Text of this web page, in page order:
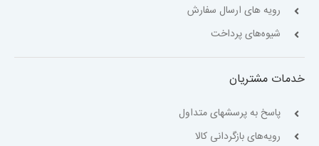
رویه های ارسال سفارش
شیوه‌های پرداخت
خدمات مشتریان
پاسخ به پرسشهای متداول
رویه‌های بازگردانی کالا